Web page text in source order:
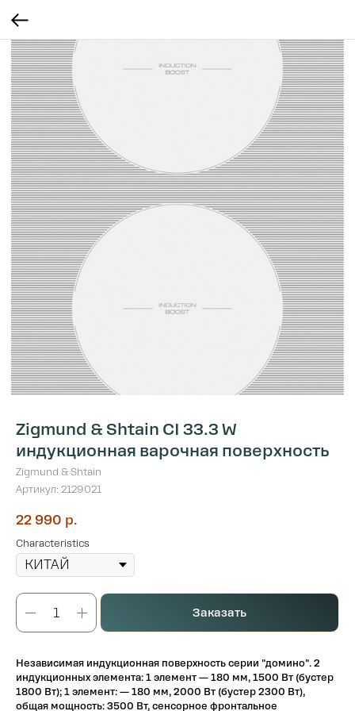
Zigmund & Shtain CI 33.3 W
индукционная варочная поверхность
Zigmund & Shtain
Артикул: 2129021
22 990 р.
Characteristics
Заказать
Независимая индукционная поверхность серии "домино". 2
индукционных элемента: 1 элемент — 180 мм, 1500 Вт (бустер
1800 Вт); 1 элемент: — 180 мм, 2000 Вт (бустер 2300 Вт),
общая мощность: 3500 Вт, сенсорное фронтальное